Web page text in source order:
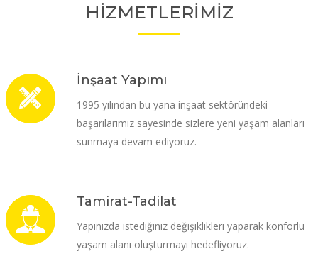
HİZMETLERİMİZ
İnşaat Yapımı
1995 yılından bu yana inşaat sektöründeki
başarılarımız sayesinde sizlere yeni yaşam alanları
sunmaya devam ediyoruz.
Tamirat-Tadilat
Yapınızda istediğiniz değişiklikleri yaparak konforlu
yaşam alanı oluşturmayı hedefliyoruz.